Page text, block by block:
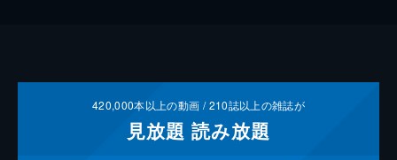
420,000本以上の動画 /210誌以上の雑誌が
見放題 読み放題